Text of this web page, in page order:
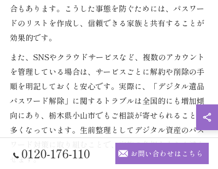
合もあります。こうした事態を防ぐためには、パスワー
ドのリストを作成し、信頼できる家族と共有することが
効果的です。
また、SNSやクラウドサービスなど、複数のアカウント
を管理している場合は、サービスごとに解約や削除の手
順を明記しておくと安心です。実際に、「デジタル遺品
パスワード解除」に関するトラブルは全国的にも増加傾
向にあり、栃木県小山市でもご相談が寄せられることが
多くなっています。生前整理としてデジタル資産のパス
ワード対策に取り組むことで、家族の負担を大きく減ら
せます。
0120-176-110 お問い合わせはこちら